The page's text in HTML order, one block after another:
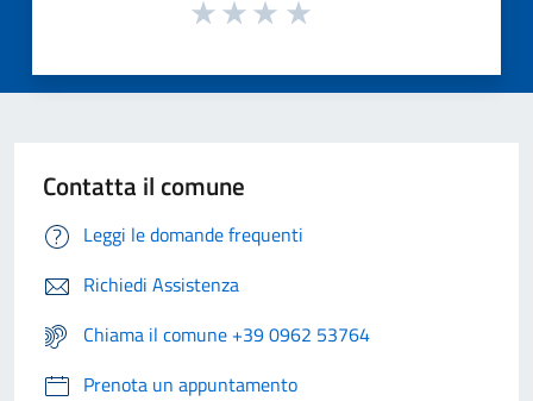
Contatta il comune
Leggi le domande frequenti
Richiedi Assistenza
Chiama il comune +39 0962 53764
Prenota un appuntamento